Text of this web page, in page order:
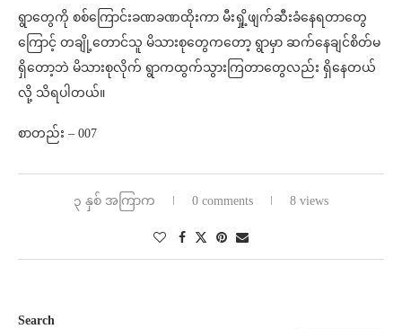
ရွာတွေကို စစ်ကြောင်းခဏခဏထိုးကာ မီးရှို့ဖျက်ဆီးခံနေရတာတွေ
ကြောင့် တချို့တောင်သူ မိသားစုတွေကတော့ ရွာမှာ ဆက်နေချင်စိတ်မ
ရှိတော့ဘဲ မိသားစုလိုက် ရွာကထွက်သွားကြတာတွေလည်း ရှိနေတယ်
လို့ သိရပါတယ်။
စာတည်း – 007
၃ နှစ် အကြာက 0 comments 8 views
Search